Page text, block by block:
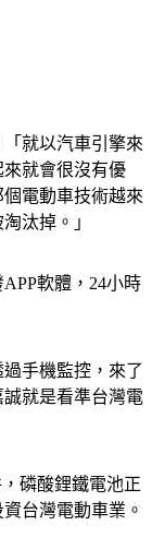
就以汽車引擎來
就會很沒有優
電動車技術越來
汰掉。」
軟體，24小時
手機監控，來了
就是看準台灣電
磷酸鋰鐵電池正
台灣電動車業。